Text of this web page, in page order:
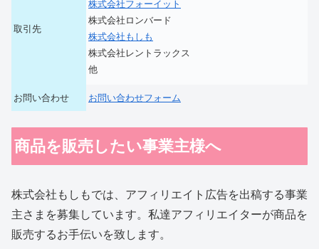
取引先
株式会社フォーイット
株式会社ロンバード
株式会社もしも
株式会社レントラックス
他
お問い合わせ お問い合わせフォーム
商品を販売したい事業主様へ
株式会社もしもでは、アフィリエイト広告を出稿する事業
主さまを募集しています。私達アフィリエイターが商品を
販売するお手伝いを致します。